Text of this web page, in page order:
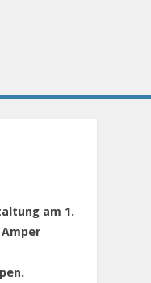
am 1.